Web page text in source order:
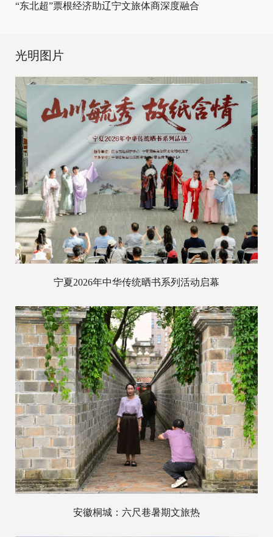
“东北超”票根经济助辽宁文旅体商深度融合
光明图片
宁夏2026年中华传统晒书系列活动启幕
安徽桐城：六尺巷暑期文旅热